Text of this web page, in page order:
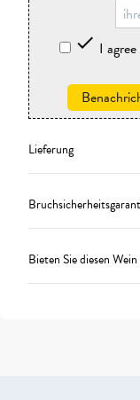
 I
Lieferung
Bieten Sie diesen Wein